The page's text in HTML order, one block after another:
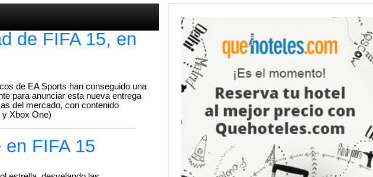
de FIFA 15, en
de EA Sports han conseguido una
para anunciar esta nueva entrega
del mercado, con contenido
Xbox One)
FIFA 15